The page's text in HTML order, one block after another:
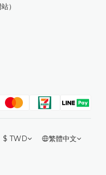
）
$ TWD 繁體中文